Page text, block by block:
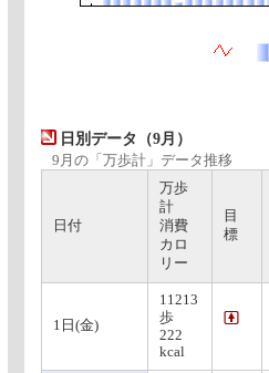
日別データ（9月）
9月の「万歩計」データ推移
日付
万歩
計
消費
カロ
リー
目
標
1日(金)
11213
歩
222
kcal